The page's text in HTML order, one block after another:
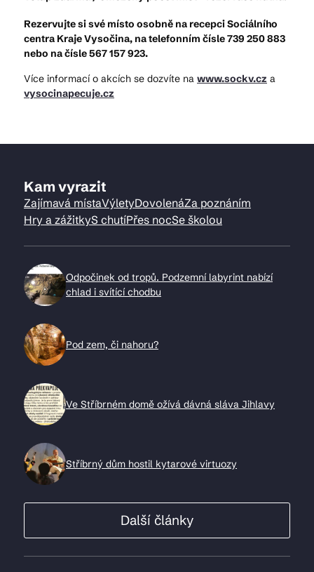
Rezervujte si své místo osobně na recepci Sociálního
centra Kraje Vysočina, na telefonním čísle 739 250 883
nebo na čísle 567 157 923.
Více informací o akcích se dozvíte na www.sockv.cz a
vysocinapecuje.cz
Kam vyrazit
Zajímavá místaVýletyDovolenáZa poznáním
Hry a zážitkyS chutíPřes nocSe školou
Odpočinek od tropů. Podzemní labyrint nabízí
chlad i svítící chodbu
Pod zem, či nahoru?
Ve Stříbrném domě ožívá dávná sláva Jihlavy
Stříbrný dům hostil kytarové virtuozy
Další články